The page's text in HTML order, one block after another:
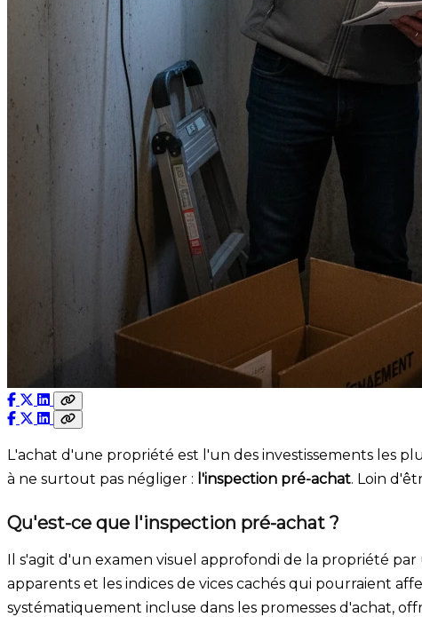
L'achat d'une propriété est l'un des investissements les
à ne surtout pas négliger : l'inspection pré-achat. Loin
Qu'est-ce que l'inspection pré-achat ?
Il s'agit d'un examen visuel approfondi de la propriété
apparents et les indices de vices cachés qui pourraient
systématiquement incluse dans les promesses d'achat,